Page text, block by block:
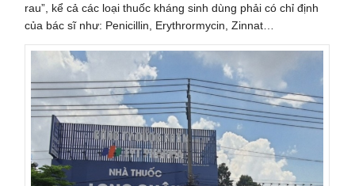
rau”, kể cả các loại thuốc kháng sinh dùng phải có chỉ định
của bác sĩ như: Penicillin, Erythrormycin, Zinnat…